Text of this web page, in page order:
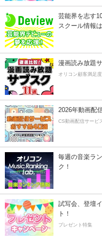
芸能界を志す
スクール情報
漫画読み放題
オリコン顧客満足
2026年動画配
CS動画配信サービ
毎週の音楽ラ
ク！
試写会、登壇
ト！
プレゼント特集